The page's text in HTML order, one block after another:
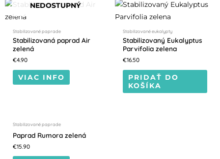
NEDOSTUPNÝ
Stabilizované paprade
Stabilizovaná paprad Air
zelená
€4.90
VIAC INFO
Stabilizované eukalypty
Stabilizovaný Eukalyptus
Parvifolia zelena
€16.50
PRIDAŤ DO
KOŠÍKA
Stabilizované paprade
Paprad Rumora zelená
€15.90